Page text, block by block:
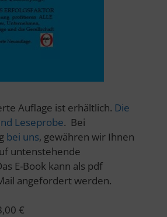
Auflage ist erhältlich. Die
Leseprobe. Bei
bei uns, gewähren wir Ihnen
untenstehende
E-Book kann als pdf
angefordert werden.
€